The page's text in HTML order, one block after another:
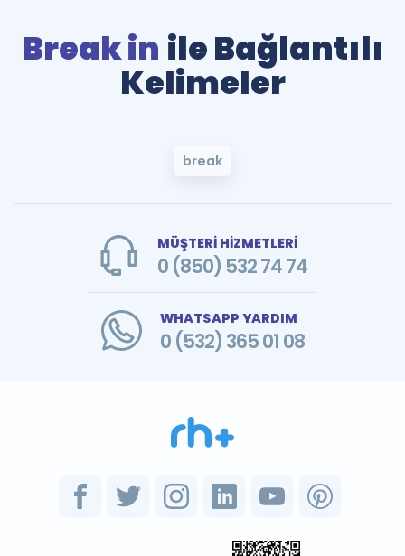
Break in ile Bağlantılı
Kelimeler
break
MÜŞTERİ HİZMETLERİ
0 (850) 532 74 74
WHATSAPP YARDIM
0 (532) 365 01 08